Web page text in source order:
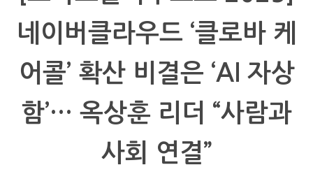
네이버클라우드 ‘클로바 케
어콜’ 확산 비결은 ‘AI 자상
함’… 옥상훈 리더 “사람과
사회 연결”